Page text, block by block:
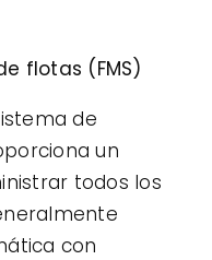
flotas (FMS)
de
un
todos los
con